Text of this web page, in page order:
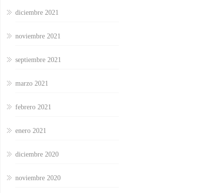
diciembre 2021
noviembre 2021
septiembre 2021
marzo 2021
febrero 2021
enero 2021
diciembre 2020
noviembre 2020